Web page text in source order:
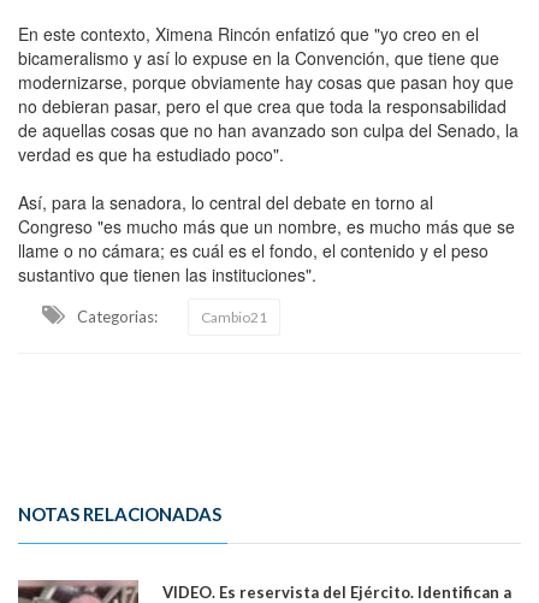
En este contexto, Ximena Rincón enfatizó que "yo creo en el
bicameralismo y así lo expuse en la Convención, que tiene que
modernizarse, porque obviamente hay cosas que pasan hoy que
no debieran pasar, pero el que crea que toda la responsabilidad
de aquellas cosas que no han avanzado son culpa del Senado, la
verdad es que ha estudiado poco".
Así, para la senadora, lo central del debate en torno al
Congreso "es mucho más que un nombre, es mucho más que se
llame o no cámara; es cuál es el fondo, el contenido y el peso
sustantivo que tienen las instituciones".
Categorias: Cambio21
NOTAS RELACIONADAS
VIDEO. Es reservista del Ejército. Identifican a